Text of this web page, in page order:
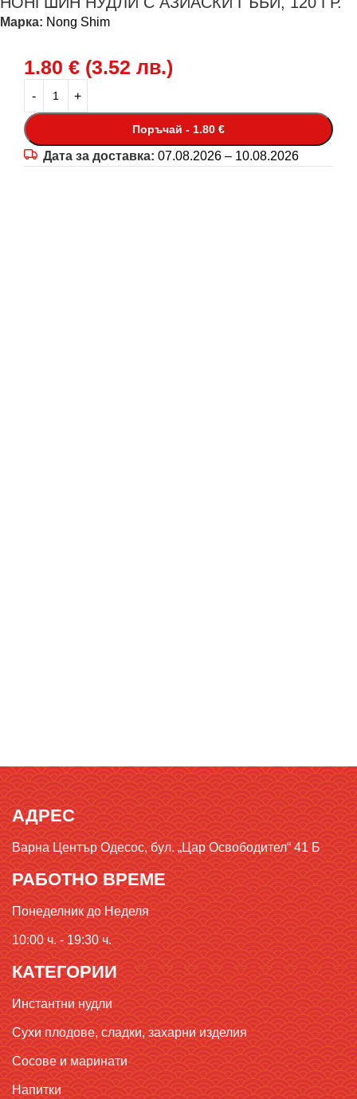
Марка: Nong Shim
1.80 € (3.52 лв.)
Поръчай - 1.80 €
Дата за доставка: 07.08.2026 – 10.08.2026
АДРЕС
Варна Център Одесос, бул. „Цар Освободител“ 41 Б
РАБОТНО ВРЕМЕ
Понеделник до Неделя
10:00 ч. - 19:30 ч.
КАТЕГОРИИ
Инстантни нудли
Сухи плодове, сладки, захарни изделия
Сосове и маринати
Напитки